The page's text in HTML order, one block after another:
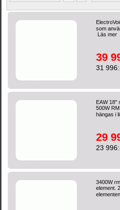
som
Läs mer
39
31
EAW 18"
500W
hängas i
29
23
3400W
element.